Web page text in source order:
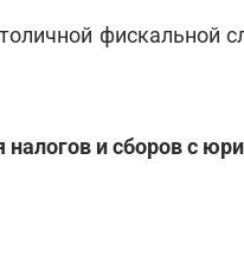
фискальной
и сборов с